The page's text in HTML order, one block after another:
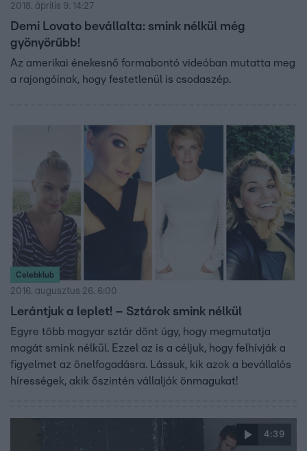
2018. április 9. 14:27
Demi Lovato bevállalta: smink nélkül még
gyönyörűbb!
Az amerikai énekesnő formabontó videóban mutatta meg
a rajongóinak, hogy festetlenül is csodaszép.
Celebklub
2016. augusztus 26. 6:00
Lerántjuk a leplet! – Sztárok smink nélkül
Egyre több magyar sztár dönt úgy, hogy megmutatja
magát smink nélkül. Ezzel az is a céljuk, hogy felhívják a
figyelmet az önelfogadásra. Lássuk, kik azok a bevállalós
hírességek, akik őszintén vállalják önmagukat!
4:39